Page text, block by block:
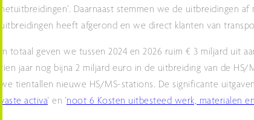
netuitbreidingen’. Daarnaast stemmen we de uitbreidingen
uitbreidingen heeft afgerond en we direct klanten van
In totaal geven we tussen 2024 en 2026 ruim € 3 miljard uit
tien jaar nog bijna 2 miljard euro in de uitbreiding van de HS/
we tientallen nieuwe HS/MS-stations. De significante
vaste activa' en 'noot 6 Kosten uitbesteed werk, materialen